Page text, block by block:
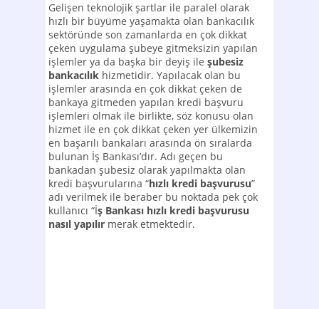
Gelişen teknolojik şartlar ile paralel olarak
hızlı bir büyüme yaşamakta olan bankacılık
sektöründe son zamanlarda en çok dikkat
çeken uygulama şubeye gitmeksizin yapılan
işlemler ya da başka bir deyiş ile şubesiz
bankacılık hizmetidir. Yapılacak olan bu
işlemler arasında en çok dikkat çeken de
bankaya gitmeden yapılan kredi başvuru
işlemleri olmak ile birlikte, söz konusu olan
hizmet ile en çok dikkat çeken yer ülkemizin
en başarılı bankaları arasında ön sıralarda
bulunan İş Bankası’dır. Adı geçen bu
bankadan şubesiz olarak yapılmakta olan
kredi başvurularına “hızlı kredi başvurusu”
adı verilmek ile beraber bu noktada pek çok
kullanıcı “İş Bankası hızlı kredi başvurusu
nasıl yapılır merak etmektedir.